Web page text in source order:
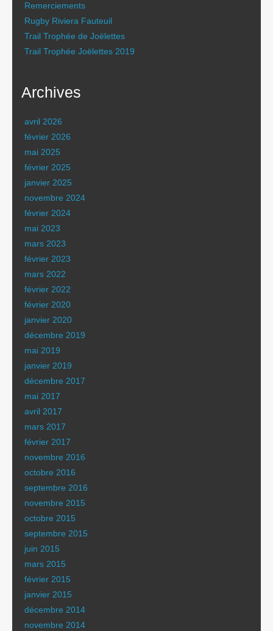
Remerciements
Rugby Riviera Fauteuil
Trail Trophée de Joëlettes
Trail Trophée Joëlettes 2019
Archives
avril 2026
février 2026
mai 2025
février 2025
janvier 2025
novembre 2024
février 2024
mai 2023
mars 2023
février 2023
mars 2022
février 2022
février 2020
janvier 2020
décembre 2019
mai 2019
janvier 2019
décembre 2017
mai 2017
avril 2017
mars 2017
février 2017
novembre 2016
octobre 2016
septembre 2016
novembre 2015
octobre 2015
septembre 2015
juin 2015
mars 2015
février 2015
janvier 2015
décembre 2014
novembre 2014